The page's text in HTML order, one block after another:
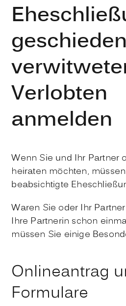
Verlobten
anmelden
Wenn Sie und Ihr Partner
heiraten möchten,
beabsichtigte
Waren Sie oder Ihr
Ihre Partnerin schon
müssen Sie einige
Onlineantrag
Formulare